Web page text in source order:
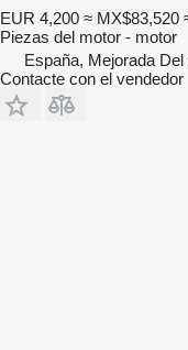
EUR 4,200 ≈ MX$83,520
Piezas del motor - motor
España, Mejorada
Contacte con el vendedor